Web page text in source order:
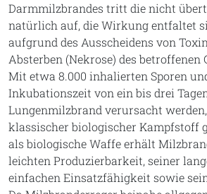
Darmmilzbrandes tritt die nicht
natürlich auf, die Wirkung entfaltet
aufgrund des Ausscheidens von
Absterben (Nekrose) des betroffenen
Mit etwa 8.000 inhalierten Sporen
Inkubationszeit von ein bis drei
Lungenmilzbrand verursacht
klassischer biologischer Kampfstoff
als biologische Waffe erhält
leichten Produzierbarkeit, seiner
einfachen Einsatzfähigkeit sowie